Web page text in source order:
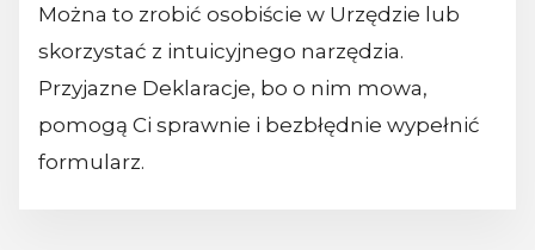
Można to zrobić osobiście w Urzędzie lub
skorzystać z intuicyjnego narzędzia.
Przyjazne Deklaracje, bo o nim mowa,
pomogą Ci sprawnie i bezbłędnie wypełnić
formularz.